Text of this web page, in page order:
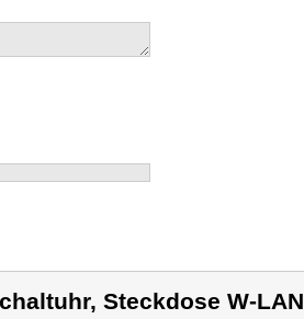
Steckdose W-LAN